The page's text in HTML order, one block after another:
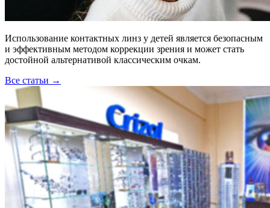
Использование контактных линз у детей является безопасным
и эффективным методом коррекции зрения и может стать
достойной альтернативой классическим очкам.
Все статьи →